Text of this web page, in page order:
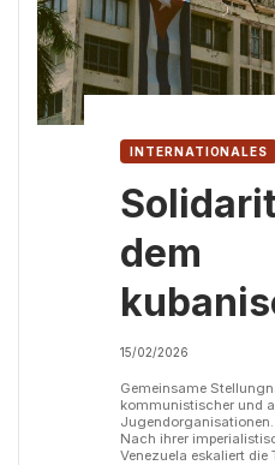
INTERNATIONALES
dem
Volk!
weg
15/02/2026
Gemeinsame
kommunistischer und
Jugendorganisationen.
Nach ihrer
Venezuela eskaliert